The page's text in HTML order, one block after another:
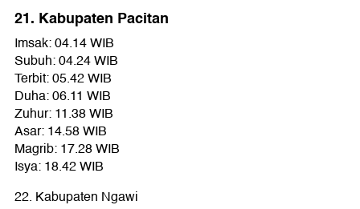
21. Kabupaten Pacitan
Imsak: 04.14 WIB
Subuh: 04.24 WIB
Terbit: 05.42 WIB
Duha: 06.11 WIB
Zuhur: 11.38 WIB
Asar: 14.58 WIB
Magrib: 17.28 WIB
Isya: 18.42 WIB
22. Kabupaten Ngawi